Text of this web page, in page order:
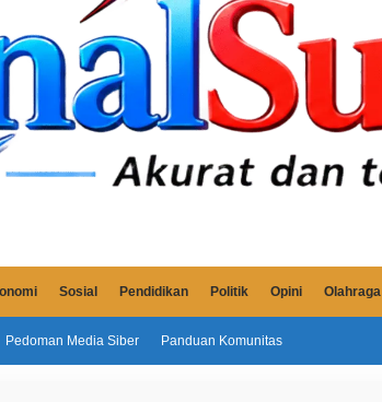
Sosial Pendidikan Politik Opini Olahraga
Pedoman Media Siber Panduan Komunitas